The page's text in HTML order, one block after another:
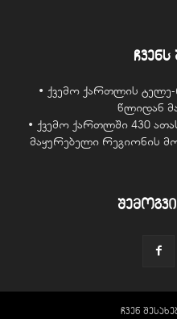
ჩვენს
• ქვემო ქართლის ტელე-
წლიდან
• ქვემო ქართლში 430
მაყურებელი რეგიონის
ჩვენ